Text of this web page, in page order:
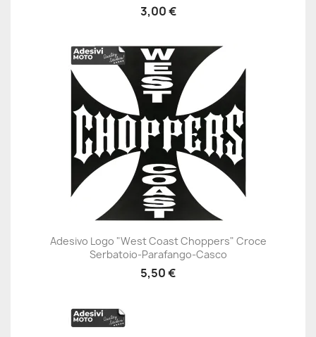
3,00 €
Adesivo Logo "West Coast Choppers" Croce
Serbatoio-Parafango-Casco
5,50 €